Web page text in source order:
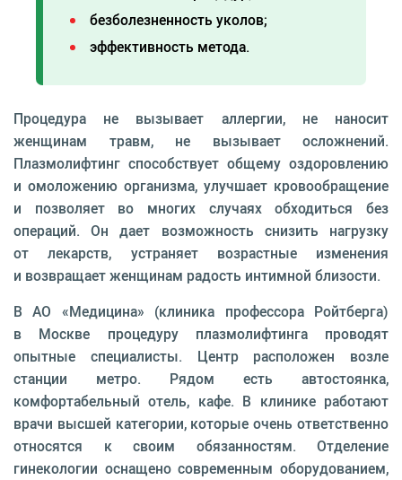
безболезненность уколов;
эффективность метода.
Процедура не вызывает аллергии, не наносит
женщинам травм, не вызывает осложнений.
Плазмолифтинг способствует общему оздоровлению
и омоложению организма, улучшает кровообращение
и позволяет во многих случаях обходиться без
операций. Он дает возможность снизить нагрузку
от лекарств, устраняет возрастные изменения
и возвращает женщинам радость интимной близости.
В АО «Медицина» (клиника профессора Ройтберга)
в Москве процедуру плазмолифтинга проводят
опытные специалисты. Центр расположен возле
станции метро. Рядом есть автостоянка,
комфортабельный отель, кафе. В клинике работают
врачи высшей категории, которые очень ответственно
относятся к своим обязанностям. Отделение
гинекологии оснащено современным оборудованием,